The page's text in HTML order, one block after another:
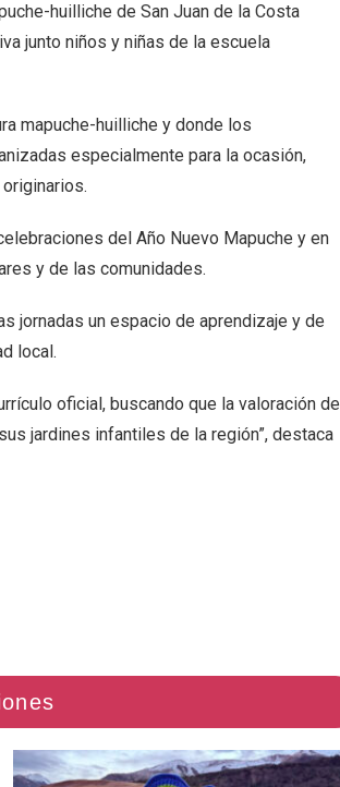
huilliche de San Juan de la Costa
junto niños y niñas de la escuela
mapuche-huilliche y donde los
especialmente para la ocasión,
del Año Nuevo Mapuche y en
y de las comunidades.
jornadas un espacio de aprendizaje y de
local.
oficial, buscando que la valoración de
jardines infantiles de la región”, destaca